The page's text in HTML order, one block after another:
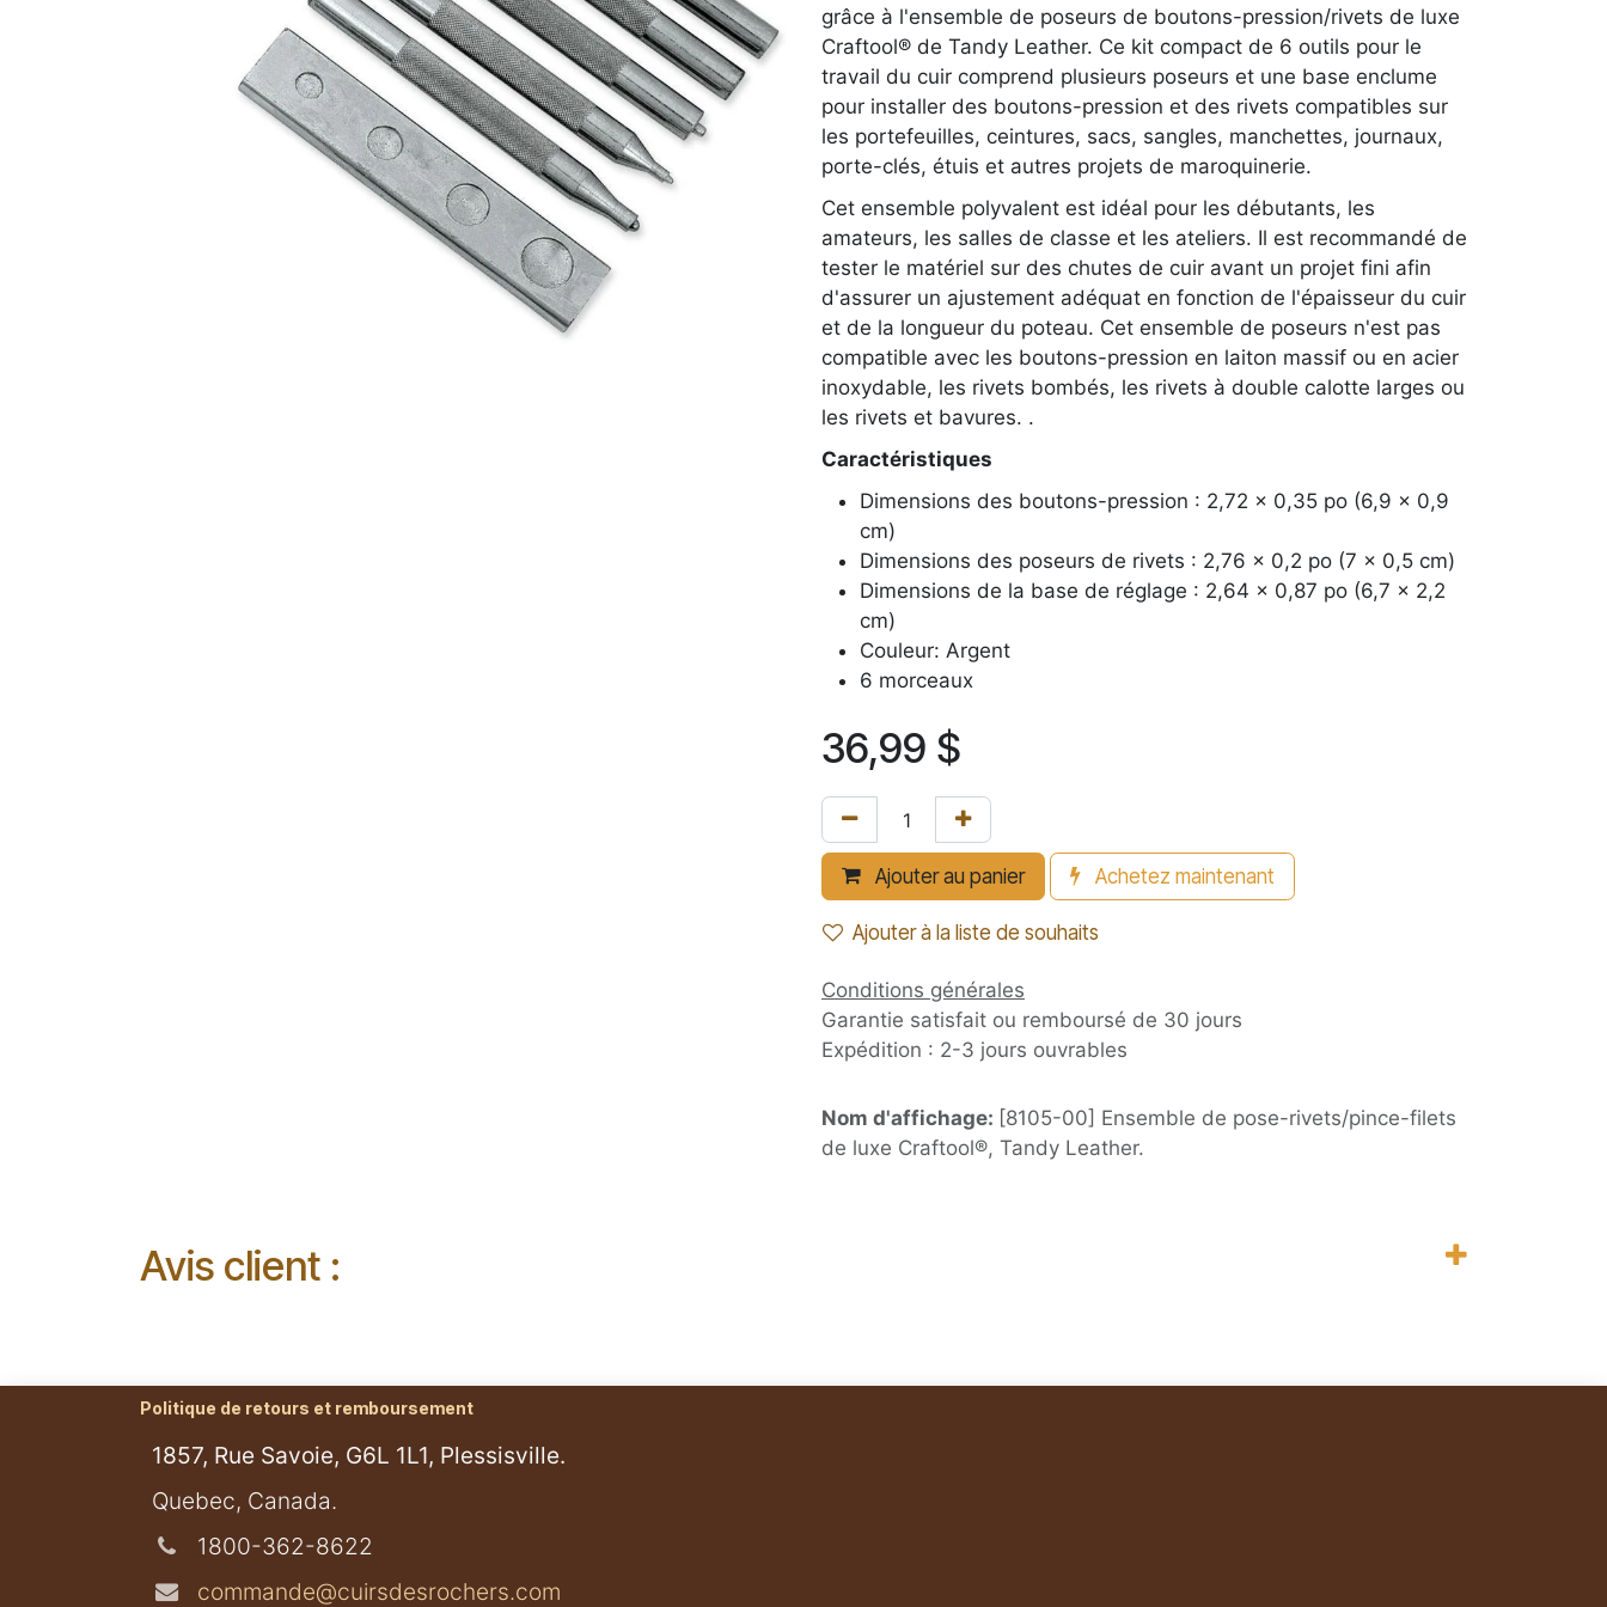
grâce à l'ensemble de poseurs de boutons-pression/rivets de luxe
Craftool® de Tandy Leather. Ce kit compact de 6 outils pour le
travail du cuir comprend plusieurs poseurs et une base enclume
pour installer des boutons-pression et des rivets compatibles sur
les portefeuilles, ceintures, sacs, sangles, manchettes, journaux,
porte-clés, étuis et autres projets de maroquinerie.
Cet ensemble polyvalent est idéal pour les débutants, les
amateurs, les salles de classe et les ateliers. Il est recommandé de
tester le matériel sur des chutes de cuir avant un projet fini afin
d'assurer un ajustement adéquat en fonction de l'épaisseur du cuir
et de la longueur du poteau. Cet ensemble de poseurs n'est pas
compatible avec les boutons-pression en laiton massif ou en acier
inoxydable, les rivets bombés, les rivets à double calotte larges ou
les rivets et bavures. .
Caractéristiques
Dimensions des boutons-pression : 2,72 x 0,35 po (6,9 x 0,9
cm)
Dimensions des poseurs de rivets : 2,76 x 0,2 po (7 x 0,5 cm)
Dimensions de la base de réglage : 2,64 x 0,87 po (6,7 x 2,2
cm)
Couleur: Argent
6 morceaux
36,99 $
Ajouter au panier Achetez maintenant
Ajouter à la liste de souhaits
Conditions générales
Garantie satisfait ou remboursé de 30 jours
Expédition : 2-3 jours ouvrables
Nom d'affichage: [8105-00] Ensemble de pose-rivets/pince-filets
de luxe Craftool®, Tandy Leather.
Avis client :
Politique de retours et remboursement
1857, Rue Savoie, G6L 1L1, Plessisville.
​Quebec, Canada.
1800-362-8622
commande@cuirsdesrochers.com